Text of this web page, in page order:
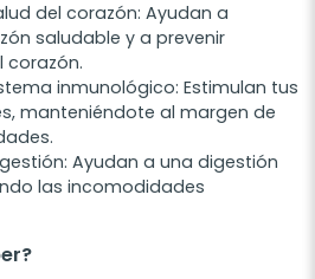
del corazón: Ayudan a
saludable y a prevenir
corazón.
inmunológico: Estimulan tus
manteniéndote al margen de
Ayudan a una digestión
las incomodidades